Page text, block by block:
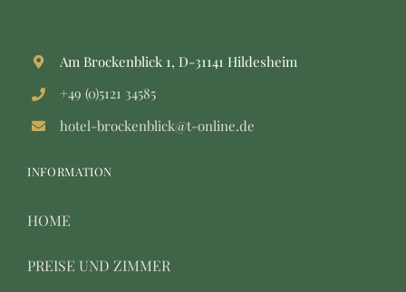
Am Brockenblick 1, D-31141 Hildesheim
+49 (0)5121 34585
hotel-brockenblick@t-online.de
INFORMATION
HOME
PREISE UND ZIMMER